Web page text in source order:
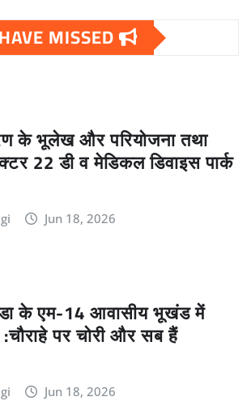
MISSED
के भूलेख और परियोजना तथा
22 डी व मेडिकल डिवाइस पार्क
Jun 18, 2026
के एम-14 आवासीय भूखंड में
पर चोरी और सब हैं
Jun 18, 2026